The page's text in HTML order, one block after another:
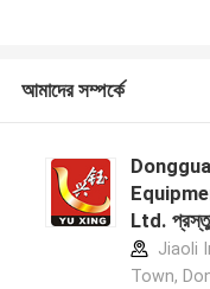
আমাদের সম্পর্কে
Ltd.
Jiaoli
Town,